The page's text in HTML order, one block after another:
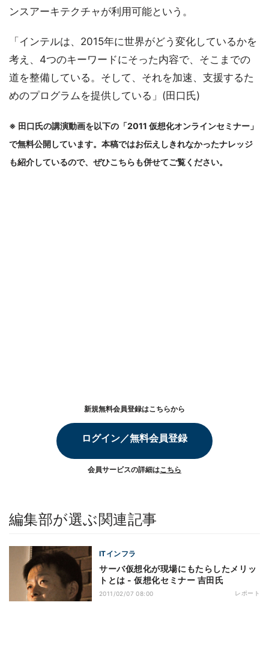
ンスアーキテクチャが利用可能という。
「インテルは、2015年に世界がどう変化しているかを
考え、4つのキーワードにそった内容で、そこまでの
道を整備している。そして、それを加速、支援するた
めのプログラムを提供している」(田口氏)
※ 田口氏の講演動画を以下の「2011 仮想化オンラインセミナー」
で無料公開しています。本稿ではお伝えしきれなかったナレッジ
も紹介しているので、ぜひこちらも併せてご覧ください。
新規無料会員登録はこちらから
ログイン／無料会員登録
会員サービスの詳細はこちら
編集部が選ぶ関連記事
ITインフラ
サーバ仮想化が現場にもたらしたメリッ
トとは - 仮想化セミナー 吉田氏
2011/02/07 08:00 レポート